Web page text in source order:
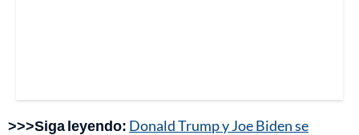
>>>Siga leyendo: Donald Trump y Joe Biden se